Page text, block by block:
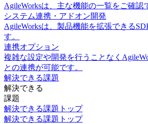
AgileWorksは、主な機能の一覧をご確認
システム連携・アドオン開発
AgileWorksは、製品機能を拡張できる
す。
連携オプション
複雑な設定や開発を行うことなく
との連携が可能です。
解決できる課題
解決できる
課題
解決できる課題トップ
解決できる課題トップ